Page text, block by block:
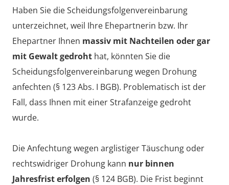
Haben Sie die Scheidungsfolgenvereinbarung
unterzeichnet, weil Ihre Ehepartnerin bzw. Ihr
Ehepartner Ihnen massiv mit Nachteilen oder gar
mit Gewalt gedroht hat, könnten Sie die
Scheidungsfolgenvereinbarung wegen Drohung
anfechten (§ 123 Abs. I BGB). Problematisch ist der
Fall, dass Ihnen mit einer Strafanzeige gedroht
wurde.
Die Anfechtung wegen arglistiger Täuschung oder
rechtswidriger Drohung kann nur binnen
Jahresfrist erfolgen (§ 124 BGB). Die Frist beginnt